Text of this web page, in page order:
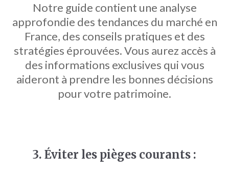
Notre guide contient une analyse
approfondie des tendances du marché en
France, des conseils pratiques et des
stratégies éprouvées. Vous aurez accès à
des informations exclusives qui vous
aideront à prendre les bonnes décisions
pour votre patrimoine.
3. Éviter les pièges courants :